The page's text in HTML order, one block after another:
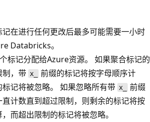
记在进行任何更改后最多可能需要一小时
Databricks。
标记分配给Azure资源。 如果聚合标记的
制，带 x_
前缀的标记将按字母顺序计
记将被忽略。 如果忽略所有带 x_
前缀
计数直到超过限制，则剩余的标记将按
而超出限制的标记将被忽略。